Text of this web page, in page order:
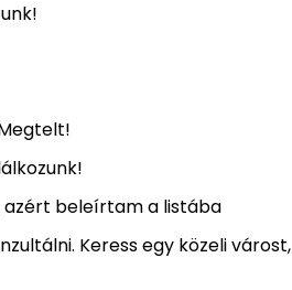
azért beleírtam a listába
Keress egy közeli várost,